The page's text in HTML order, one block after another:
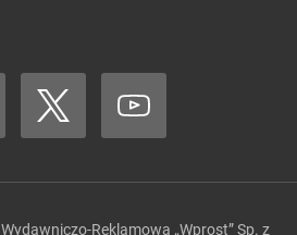
Reklamowa „Wprost” Sp. z